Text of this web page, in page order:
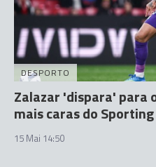
DESPORTO
Zalazar 'dispara' para
mais caras do Sporting
15 Mai 14:50